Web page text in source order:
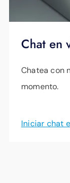
debido
y sea
Mantente
Chat en
Chatea con
momento.
Iniciar chat